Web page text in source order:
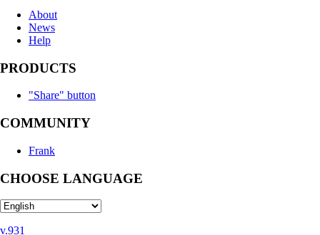
About
News
Help
PRODUCTS
"Share" button
COMMUNITY
Frank
CHOOSE LANGUAGE
v.931